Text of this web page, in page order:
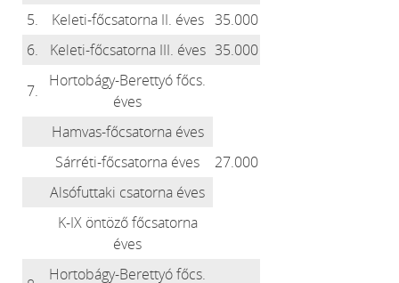
5.
Keleti-főcsatorna II. éves 35.000
6.
Keleti-főcsatorna III. éves 35.000
7.
Hortobágy-Berettyó főcs.
éves
27.000
Hamvas-főcsatorna éves
Sárréti-főcsatorna éves
Alsófuttaki csatorna éves
K-IX öntöző főcsatorna
éves
Hortobágy-Berettyó főcs.